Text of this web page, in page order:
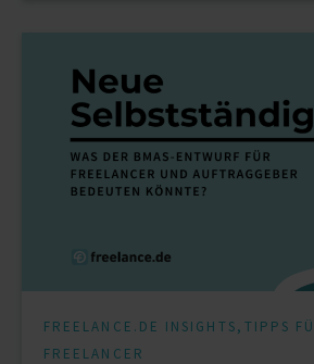
FREELANCE.DE INSIGHTS, TIPPS
FREELANCER